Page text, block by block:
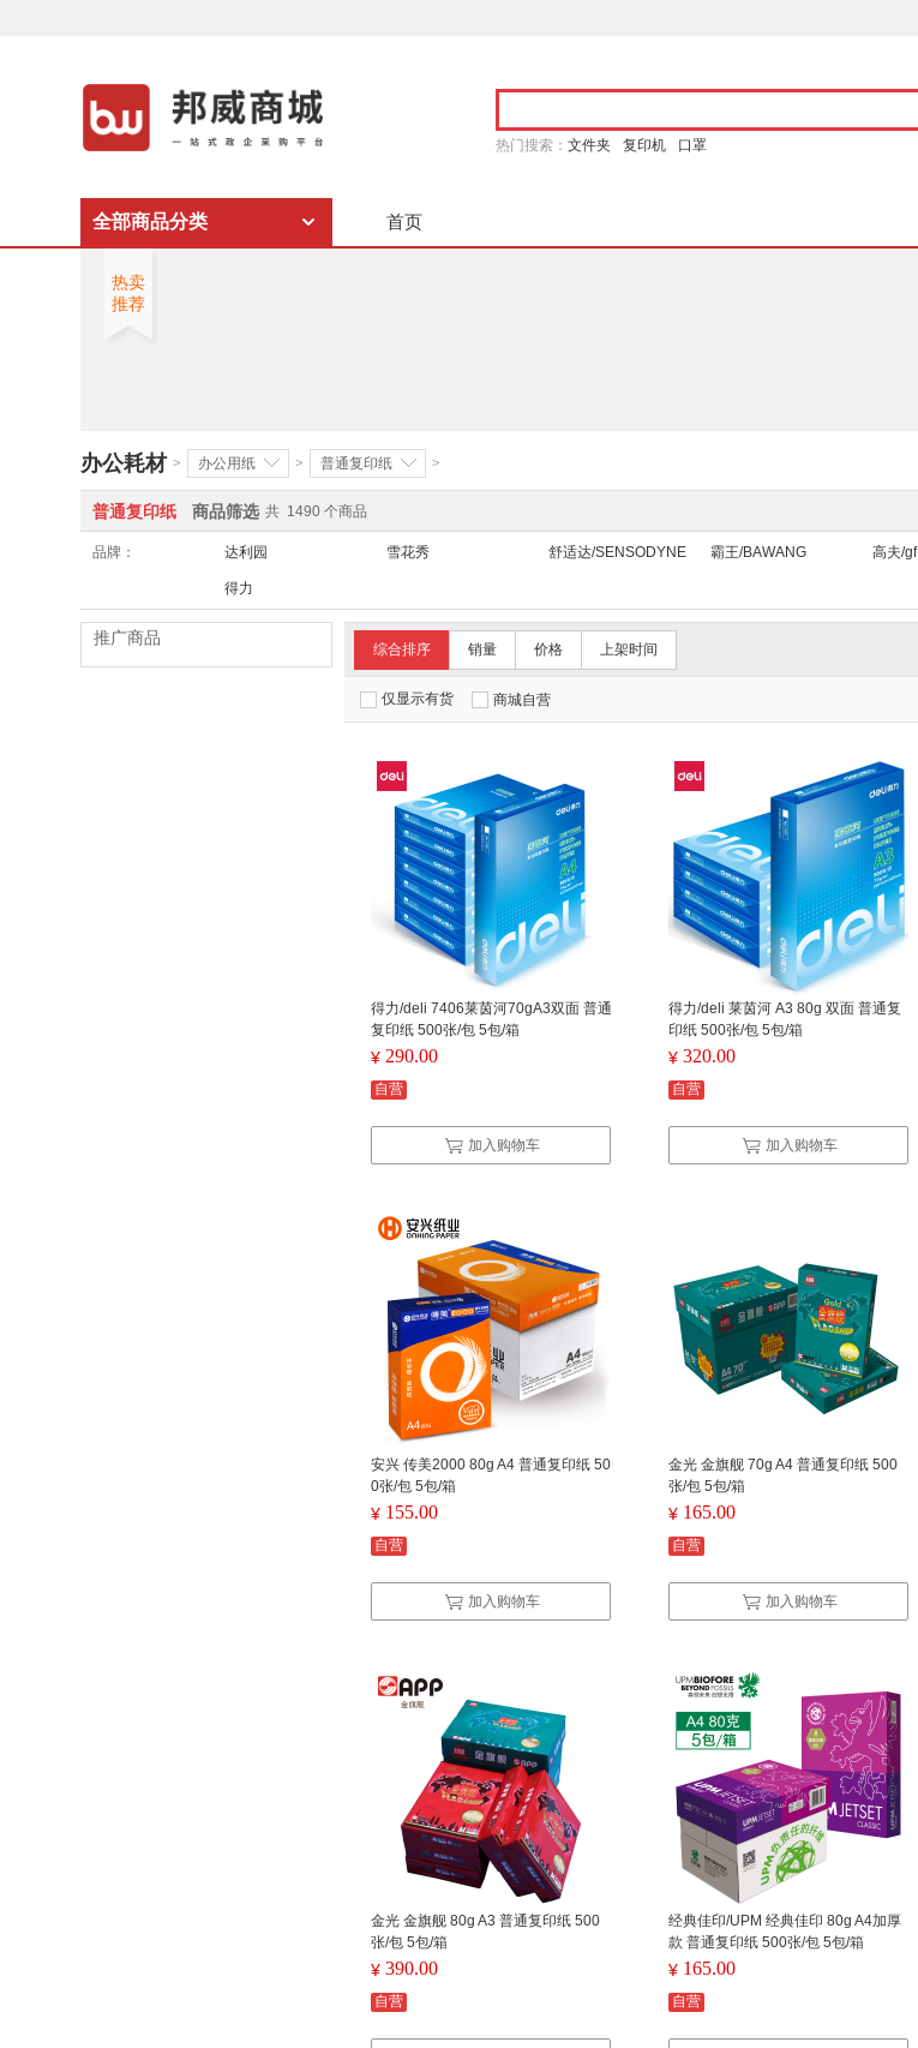
热门搜索： 文件夹 复印机 口罩
全部商品分类 首页
热卖
推荐
办公耗材 > 办公用纸 > 普通复印纸 >
普通复印纸 商品筛选 共 1490 个商品
品牌： 达利园 雪花秀 舒适达/SENSODYNE 霸王/BAWANG 高夫/gf
得力
综合排序 销量 价格 上架时间
仅显示有货 商城自营
得力/deli 7406莱茵河70gA3双面 普通
复印纸 500张/包 5包/箱
¥ 290.00
自营
加入购物车
得力/deli 莱茵河 A3 80g 双面 普通复
印纸 500张/包 5包/箱
¥ 320.00
自营
加入购物车
安兴 传美2000 80g A4 普通复印纸 50
0张/包 5包/箱
¥ 155.00
自营
加入购物车
金光 金旗舰 70g A4 普通复印纸 500
张/包 5包/箱
¥ 165.00
自营
加入购物车
金光 金旗舰 80g A3 普通复印纸 500
张/包 5包/箱
¥ 390.00
自营
经典佳印/UPM 经典佳印 80g A4加厚
款 普通复印纸 500张/包 5包/箱
¥ 165.00
自营
推广商品